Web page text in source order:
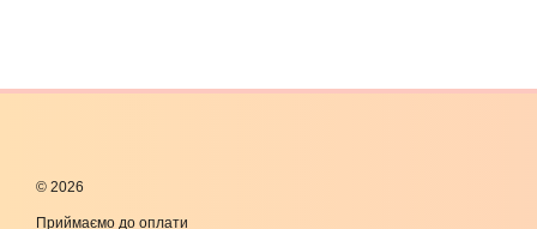
© 2026
Приймаємо до оплати